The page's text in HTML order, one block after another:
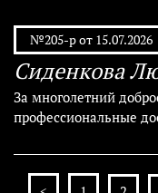
№205-р от 15.07.2026
Сиденкова
За многолетний
профессиональные